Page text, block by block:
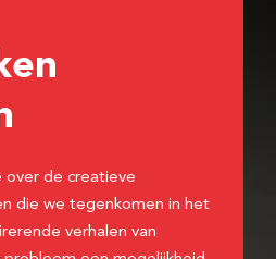
over de creatieve
die we tegenkomen in het
verhalen van